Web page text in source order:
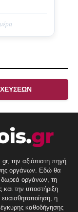
την αξιόπιστη πηγή
οργάνων. Εδώ θα
δωρεά οργάνων, τη
και την υποστήριξη
η
καθοδήγησης